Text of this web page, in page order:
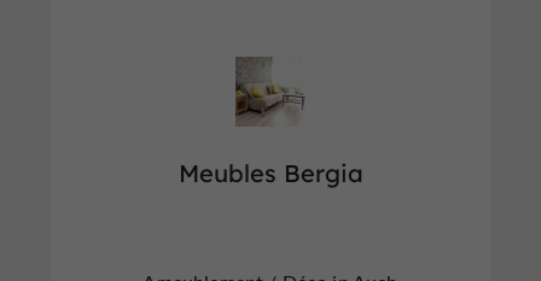
Meubles Bergia